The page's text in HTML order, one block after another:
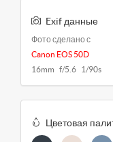
Exif данные
Фото сделано с
Canon EOS 50D
16mm f/5.6 1/90s
Цветовая